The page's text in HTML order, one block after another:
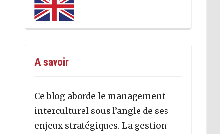
A savoir
Ce blog aborde le management
interculturel sous l’angle de ses
enjeux stratégiques. La gestion